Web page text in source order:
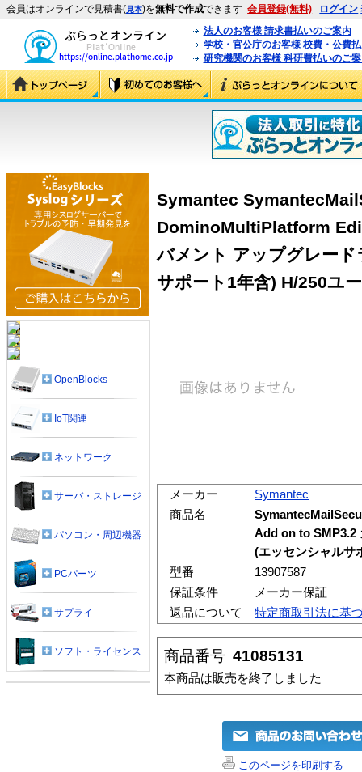
会員はオンラインで見積書(見本)を無料で作成できます 会員登録(無料) ログイン
法人のお客様 請求書払いのご案内
学校・官公庁のお客様 校費・公費
研究機関のお客様 科研費払いのご
Symantec
DominoMultiPlatform
バメント アップグレー
サポート1年含) H/250ユ
メーカー
Symantec
商品名
Add on to SMP3.2
(エッセンシャルサ
型番
13907587
保証条件
メーカー保証
返品について
特定商取引法に基
商品番号 41085131
本商品は販売を終了しました
このページを印刷する
OpenBlocks
IoT関連
ネットワーク
サーバ・ストレージ
パソコン・周辺機器
PCパーツ
サプライ
ソフト・ライセンス